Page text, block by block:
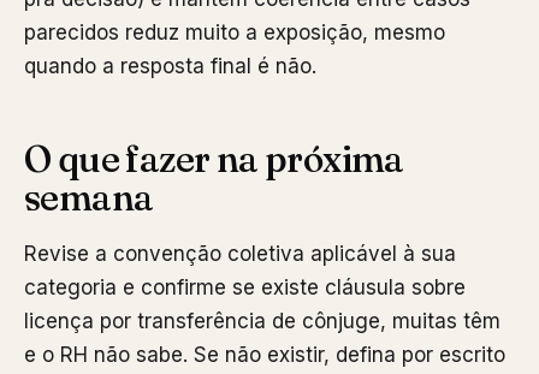
parecidos reduz muito a exposição, mesmo
quando a resposta final é não.
O que fazer na próxima
semana
Revise a convenção coletiva aplicável à sua
categoria e confirme se existe cláusula sobre
licença por transferência de cônjuge, muitas têm
e o RH não sabe. Se não existir, defina por escrito